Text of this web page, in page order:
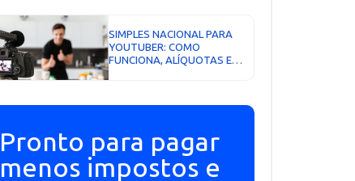
SIMPLES NACIONAL PARA
YOUTUBER: COMO
FUNCIONA, ALÍQUOTAS E
FATOR R...
Pronto para pagar
menos impostos e